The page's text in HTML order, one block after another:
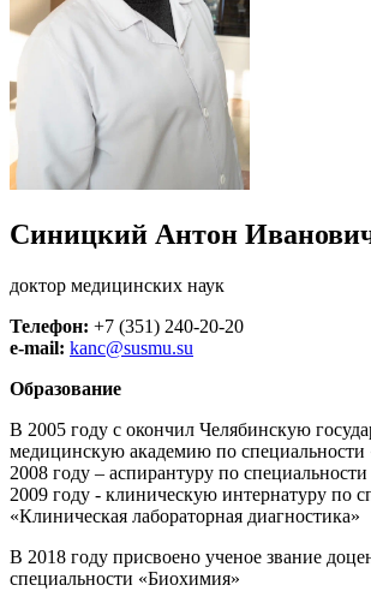
Синицкий Антон
доктор медицинских наук
Телефон: +7 (351) 240-20-20
e-mail: kanc@susmu.su
Образование
В 2005 году с окончил Челябинскую
медицинскую академию по специальности
2008 году – аспирантуру по
2009 году - клиническую интернатуру по
«Клиническая лабораторная диагностика»
В 2018 году присвоено ученое звание
специальности «Биохимия»